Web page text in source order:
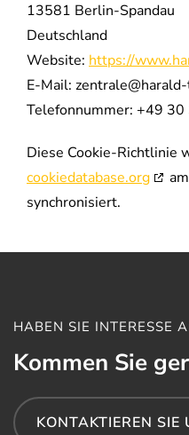
13581 Berlin-Spandau
Deutschland
Website: https://
E-Mail: zentrale@
Telefonnummer: +49
Diese Cookie-Richtlinie
cookiedatabase.org
synchronisiert.
HABEN SIE INTERESSE
Kommen Sie
KONTAKTIEREN SIE